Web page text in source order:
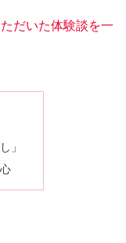
だいた体験談を一
」